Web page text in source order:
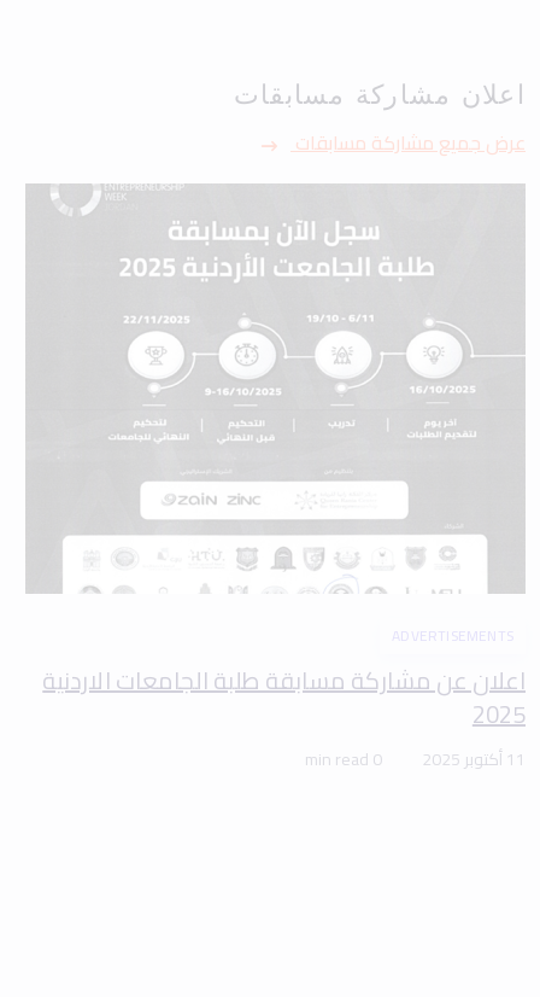
اعلان مشاركة مسابقات
عرض جميع مشاركة مسابقات
ADVERTISEMENTS
اعلان عن مشاركة مسابقة طلبة الجامعات الاردنية
2025
11 أكتوبر 2025 0 min read